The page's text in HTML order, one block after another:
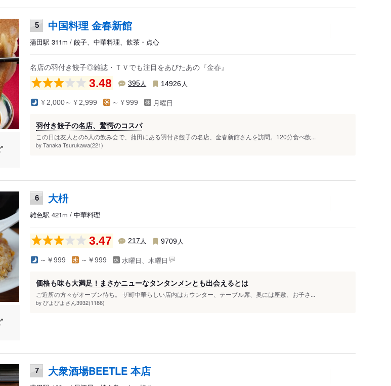
5 中国料理 金春新館
蒲田駅 311m / 餃子、中華料理、飲茶・点心
名店の羽付き餃子◎雑誌・ＴＶでも注目をあびたあの『金春』
3.48 395人 14926 人
￥2,000～￥2,999 ～￥999 月曜日
羽付き餃子の名店、驚愕のコスパ
この日は友人との5人の飲み会で、蒲田にある羽付き餃子の名店、金春新館さんを訪問。120分食べ飲...
by Tanaka Tsurukawa(221)
6 大枡
雑色駅 421m / 中華料理
3.47 217 人 9709 人
～￥999 ～￥999 水曜日、木曜日
価格も味も大満足！まさかニューなタンタンメンとも出会えるとは
ご近所の方々がオープン待ち。 ザ町中華らしい店内はカウンター、テーブル席、奥には座敷、お子さ...
by ぴよぴよさん3932(1186)
7 大衆酒場BEETLE 本店